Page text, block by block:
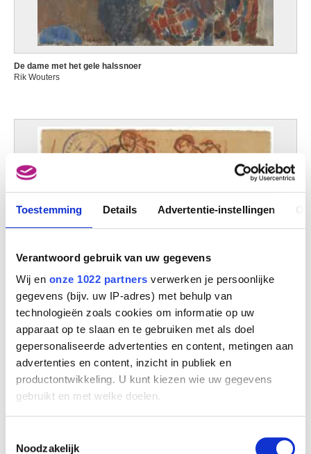
Toestemming Details Advertentie-instellingen
Verantwoord gebruik van uw gegevens
Wij en onze 1022 partners verwerken je persoonlijke
gegevens (bijv. uw IP-adres) met behulp van
technologieën zoals cookies om informatie op uw
apparaat op te slaan en te gebruiken met als doel
gepersonaliseerde advertenties en content, metingen aan
advertenties en content, inzicht in publiek en
productontwikkeling. U kunt kiezen wie uw gegevens
gebruikt en met welke doelen.
Informatie verzamelen over uw geografische
Noodzakelijk
De dame met het gele halssnoer
Rik Wouters
De dronkaards
Rik Wouters